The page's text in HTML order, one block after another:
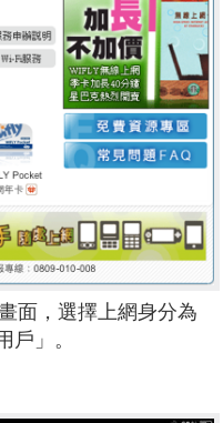
面，選擇上網身分為
戶」。